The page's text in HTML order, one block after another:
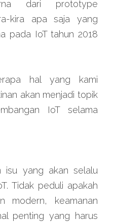
dari prototype
kira apa saja yang
pada IoT tahun 2018
hal yang kami
akan menjadi topik
IoT selama
isu yang akan selalu
Tidak peduli apakah
modern, keamanan
penting yang harus